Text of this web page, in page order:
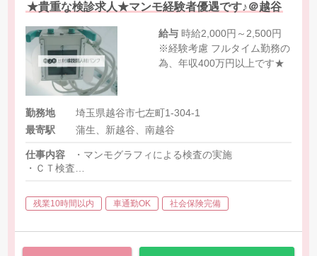
★貴重な検診求人★マンモ経験者優遇です♪＠越谷
給与
※経験考慮 フルタイム勤務の
為、年収400万円以上です★
勤務地
埼玉県越谷市七左町1-304-1
最寄駅
蒲生、新越谷、南越谷
仕事内容
・マンモグラフィによる検査の実施
・ＣＴ検査
・Ｘ線、一般撮影
・胃透視検査（バリウムによる）
残業10時間以内 車通勤OK 社会保険完備